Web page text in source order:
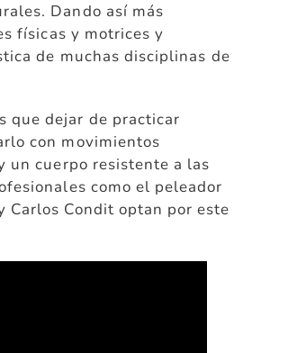
Dando así más
físicas y motrices y
de muchas disciplinas de
que dejar de practicar
con movimientos
un cuerpo resistente a las
como el peleador
Carlos Condit optan por este